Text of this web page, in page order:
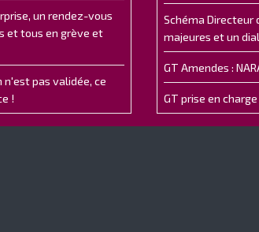
un rendez-vous
et tous en grève et
pas validée, ce
!
Schéma Directeur
majeures et un
GT Amendes :
GT prise en charge